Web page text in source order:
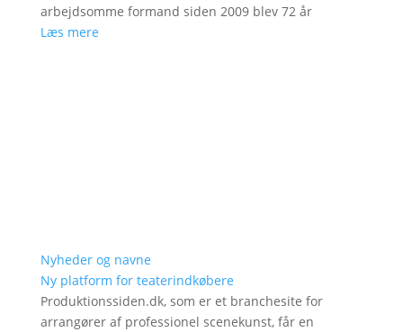
arbejdsomme formand siden 2009 blev 72 år
Læs mere
Nyheder og navne
Ny platform for teaterindkøbere
Produktionssiden.dk, som er et branchesite for
arrangører af professionel scenekunst, får en